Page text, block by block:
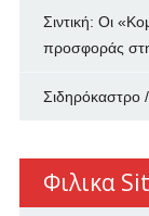
Σιντική: Οι
προσφοράς
Σιδηρόκαστρο
Φιλικα